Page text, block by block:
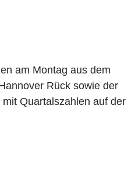
am Montag aus dem
Rück sowie der
Quartalszahlen auf der